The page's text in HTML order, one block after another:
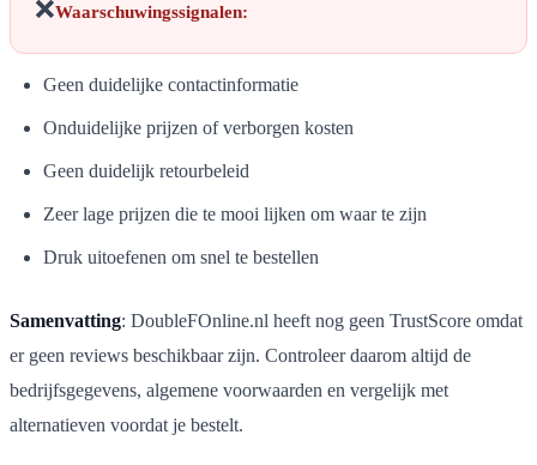
❌Waarschuwingssignalen:
Geen duidelijke contactinformatie
Onduidelijke prijzen of verborgen kosten
Geen duidelijk retourbeleid
Zeer lage prijzen die te mooi lijken om waar te zijn
Druk uitoefenen om snel te bestellen
Samenvatting: DoubleFOnline.nl heeft nog geen TrustScore omdat
er geen reviews beschikbaar zijn. Controleer daarom altijd de
bedrijfsgegevens, algemene voorwaarden en vergelijk met
alternatieven voordat je bestelt.